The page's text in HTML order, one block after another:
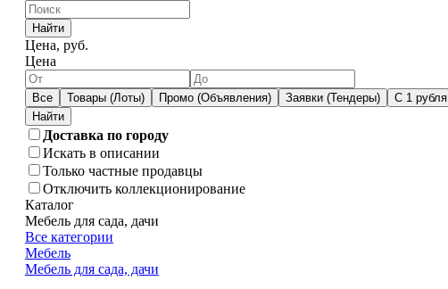
Найти
Цена, руб.
Цена
Все Товары (Лоты) Промо (Объявления) Заявки (Тендеры) С 1 рубля
Доставка по городу
Искать в описании
Только частные продавцы
Отключить коллекционирование
Каталог
Мебель для сада, дачи
Все категории
Мебель
Мебель для сада, дачи